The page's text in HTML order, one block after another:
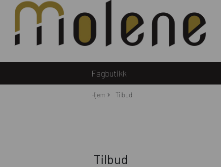
Fagbutikk
Hjem Tilbud
Tilbud